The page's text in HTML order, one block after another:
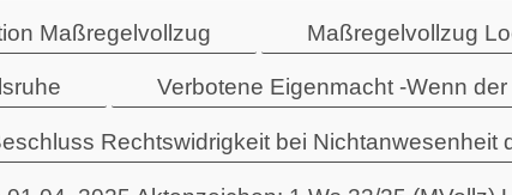
Maßregelvollzug Maßregelvollzug
Verbotene Eigenmacht -Wenn
Rechtswidrigkeit bei Nichtanwesenheit